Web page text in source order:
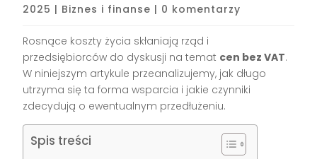
2025 | Biznes i finanse | 0 komentarzy
Rosnące koszty życia skłaniają rząd i
przedsiębiorców do dyskusji na temat cen bez VAT.
W niniejszym artykule przeanalizujemy, jak długo
utrzyma się ta forma wsparcia i jakie czynniki
zdecydują o ewentualnym przedłużeniu.
Spis treści